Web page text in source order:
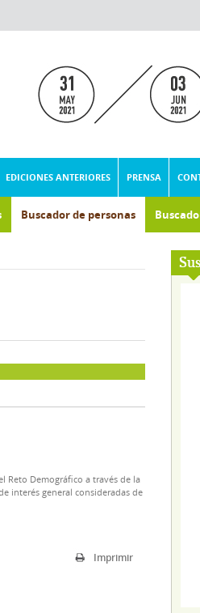
EDICIONES ANTERIORES PRENSA
Buscador de personas
Reto Demográfico a través de la
interés general consideradas de
Imprimir